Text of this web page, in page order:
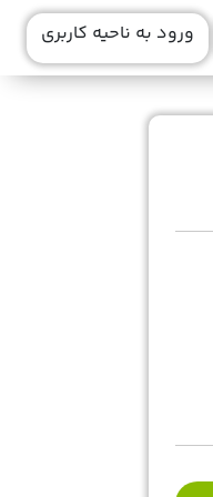
ورود به ناحیه کاربری